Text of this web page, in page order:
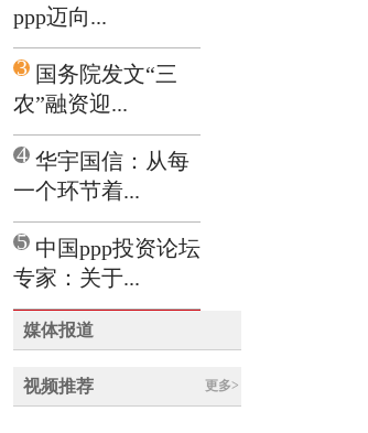
ppp迈向...
3 国务院发文“三
农”融资迎...
4 华宇国信：从每
一个环节着...
5 中国ppp投资论坛
专家：关于...
媒体报道
视频推荐 更多>